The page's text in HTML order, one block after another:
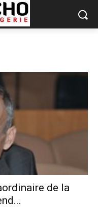
de la